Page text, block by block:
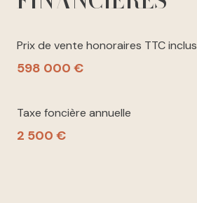
Prix de vente honoraires TTC inclus
598 000 €
Taxe foncière annuelle
2 500 €